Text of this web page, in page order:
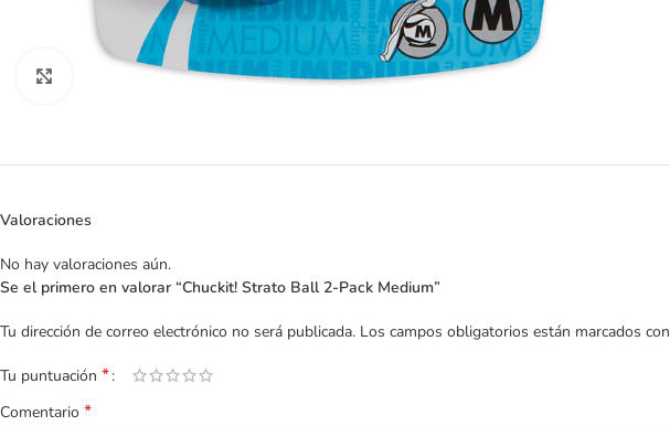
Clic para ampliar
Valoraciones
No hay valoraciones aún.
Se el primero en valorar “Chuckit! Strato Ball 2-Pack Medium”
Tu dirección de correo electrónico no será publicada. Los campos obligatorios están marcados con
Tu puntuación *
Comentario *